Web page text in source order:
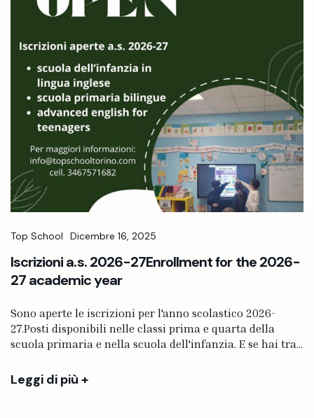
Top School Dicembre 16, 2025
Iscrizioni a.s. 2026-27Enrollment for the 2026-
27 academic year
Sono aperte le iscrizioni per l'anno scolastico 2026-
27.Posti disponibili nelle classi prima e quarta della
scuola primaria e nella scuola dell'infanzia. E se hai tra...
Leggi di più +